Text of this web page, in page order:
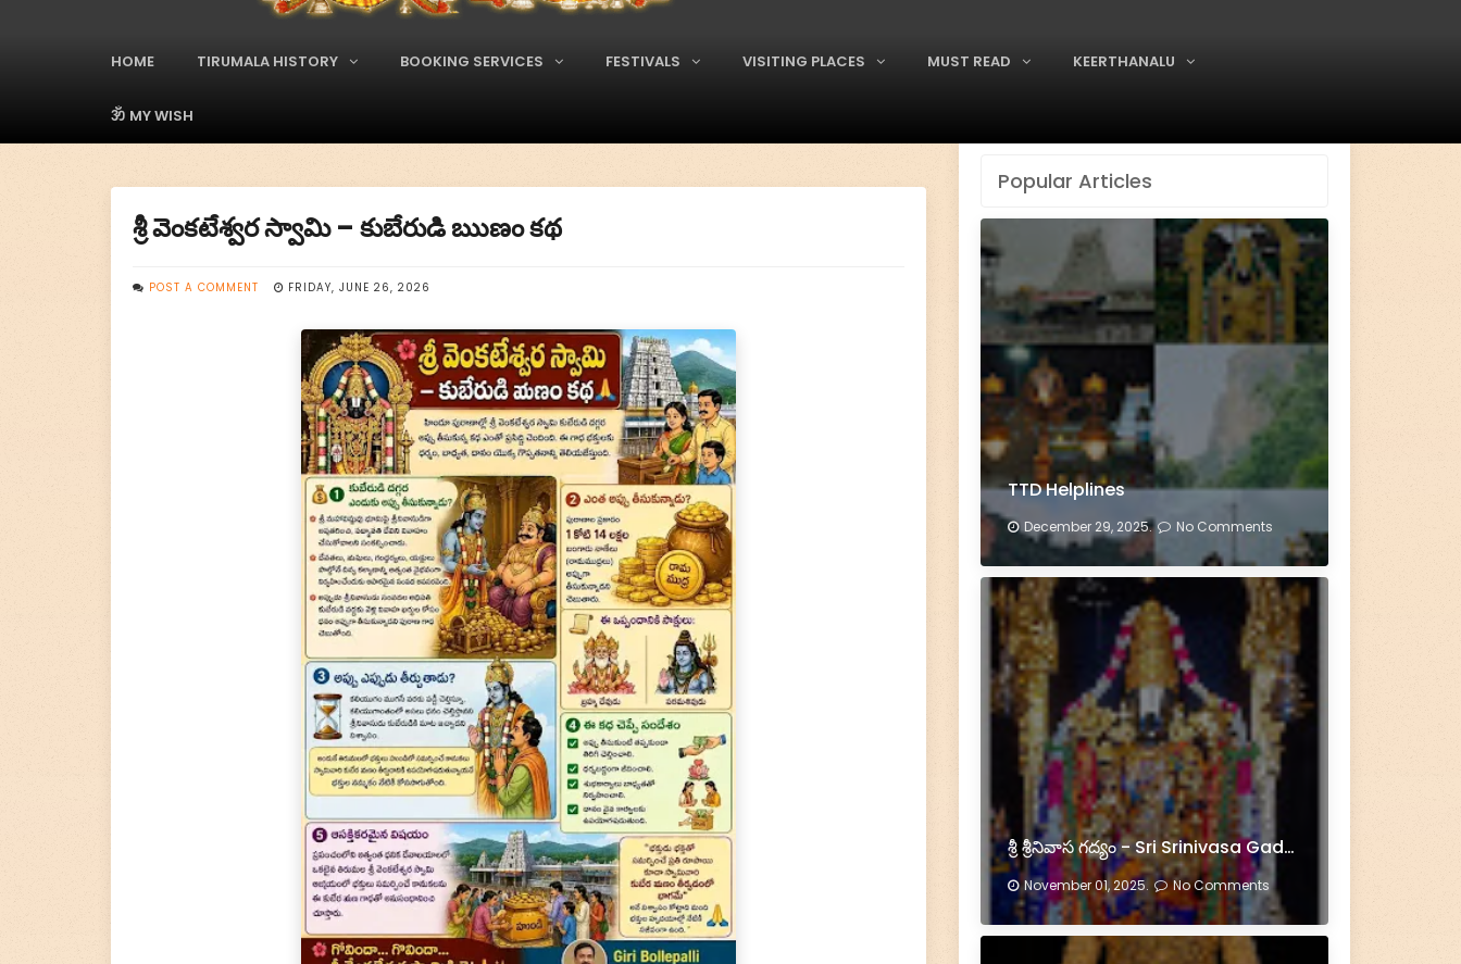
s
M
i
e
HOME TIRUMALA HISTORY BOOKING SERVICES FESTIVALS VISITING PLACES MUST READ KEERTHANALU
ॐ MY WISH
శ్రీ వెంకటేశ్వర స్వామి – కుబేరుడి ఋణం కథ
POST A COMMENT FRIDAY, JUNE 26, 2026
Popular Articles
TTD Helplines
December 29, 2025. No Comments
శ్రీ శ్రీనివాస గద్యం - Sri Srinivasa Gadyam
November 01, 2025. No Comments